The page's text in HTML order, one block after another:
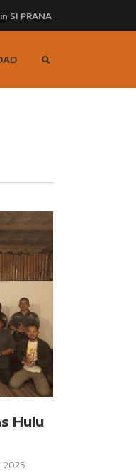
SI PRANA
Hulu
2025